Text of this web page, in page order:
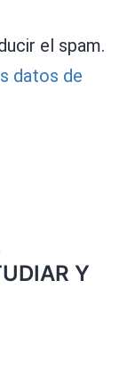
el spam.
datos de
Y